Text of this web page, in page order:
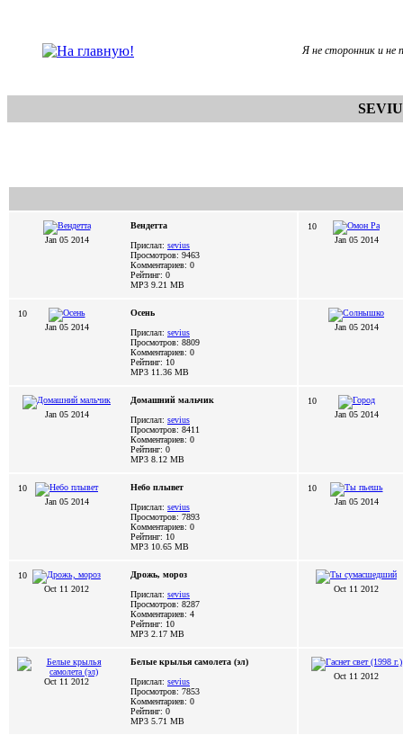
Я не сторонник и не
Jan 05 2014
Вендетта
Прислал: sevius
Просмотров: 9463
Комментариев: 0
Рейтинг: 0
MP3 9.21 MB
10
Jan 05 2014
10
Jan 05 2014
Осень
Прислал: sevius
Просмотров: 8809
Комментариев: 0
Рейтинг: 10
MP3 11.36 MB
Jan 05 2014
Jan 05 2014
Домашний мальчик
Прислал: sevius
Просмотров: 8411
Комментариев: 0
Рейтинг: 0
MP3 8.12 MB
10
Jan 05 2014
10
Jan 05 2014
Небо плывет
Прислал: sevius
Просмотров: 7893
Комментариев: 0
Рейтинг: 10
MP3 10.65 MB
10
Jan 05 2014
10
Oct 11 2012
Дрожь, мороз
Прислал: sevius
Просмотров: 8287
Комментариев: 4
Рейтинг: 10
MP3 2.17 MB
Oct 11 2012
Oct 11 2012
Белые крылья самолета (эл)
Прислал: sevius
Просмотров: 7853
Комментариев: 0
Рейтинг: 0
MP3 5.71 MB
Oct 11 2012